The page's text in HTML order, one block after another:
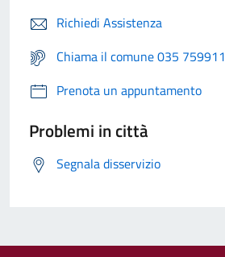
Richiedi Assistenza
Chiama il comune 035 759911
Prenota un appuntamento
Problemi in città
Segnala disservizio